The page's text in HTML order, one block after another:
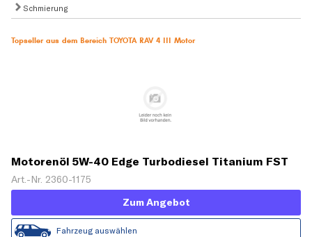
Schmierung
Topseller aus dem Bereich TOYOTA RAV 4 III Motor
Motorenöl 5W-40 Edge Turbodiesel Titanium FST
[5 L]
Art.-Nr. 2360-1175
Zum Angebot
Fahrzeug auswählen